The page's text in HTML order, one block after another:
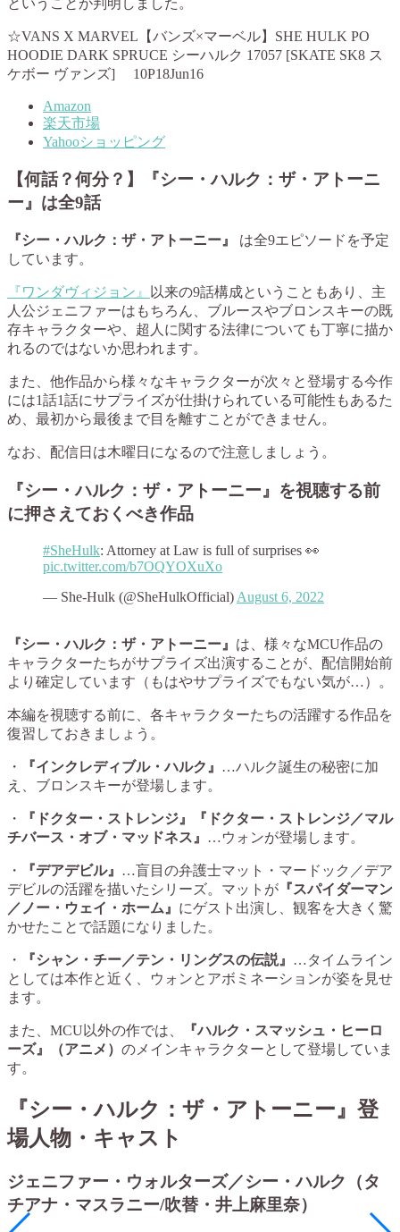
☆VANS X MARVEL【バンズ×マーベル】SHE HULK PO
HOODIE DARK SPRUCE シーハルク 17057 [SKATE SK8 ス
ケボー ヴァンズ] 10P18Jun16
Amazon
楽天市場
Yahooショッピング
【何話？何分？】『シー・ハルク：ザ・アトーニ
ー』は全9話
『シー・ハルク：ザ・アトーニー』 は全9エピソードを予定
しています。
『ワンダヴィジョン』
以来の9話構成ということもあり、主
人公ジェニファーはもちろん、ブルースやブロンスキーの既
存キャラクターや、超人に関する法律についても丁寧に描か
れるのではないか思われます。
また、他作品から様々なキャラクターが次々と登場する今作
には1話1話にサプライズが仕掛けられている可能性もあるた
め、最初から最後まで目を離すことができません。
なお、 配信日は木曜日 になるので注意しましょう。
『シー・ハルク：ザ・アトーニー』を視聴する前
に押さえておくべき作品
#SheHulk: Attorney at Law is full of surprises 👀
pic.twitter.com/b7OQYOXuXo
— She-Hulk (@SheHulkOfficial) August 6, 2022
『シー・ハルク：ザ・アトーニー』 は、様々なMCU作品の
キャラクターたちがサプライズ出演することが、配信開始前
より確定しています（もはやサプライズでもない気が…）。
本編を視聴する前に、各キャラクターたちの活躍する作品を
復習しておきましょう。
・ 『インクレディブル・ハルク』 …ハルク誕生の秘密に加
え、ブロンスキーが登場します。
・
『ドクター・ストレンジ』『ドクター・ストレンジ／マル
チバース・オブ・マッドネス』 …ウォンが登場します。
・ 『デアデビル』 …盲目の弁護士マット・マードック／デア
デビルの活躍を描いたシリーズ。マットが 『スパイダーマン
／ノー・ウェイ・ホーム』 にゲスト出演し、観客を大きく驚
かせたことで話題になりました。
・ 『シャン・チー／テン・リングスの伝説』 …タイムライン
としては本作と近く、ウォンとアボミネーションが姿を見せ
ます。
また、MCU以外の作では、
『ハルク・スマッシュ・ヒーロ
ーズ』（アニメ） のメインキャラクターとして登場していま
す。
『シー・ハルク：ザ・アトーニー』登
場人物・キャスト
ジェニファー・ウォルターズ／シー・ハルク（タ
チアナ・マスラニー/吹替・井上麻里奈）